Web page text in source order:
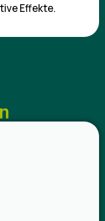
Effekte.